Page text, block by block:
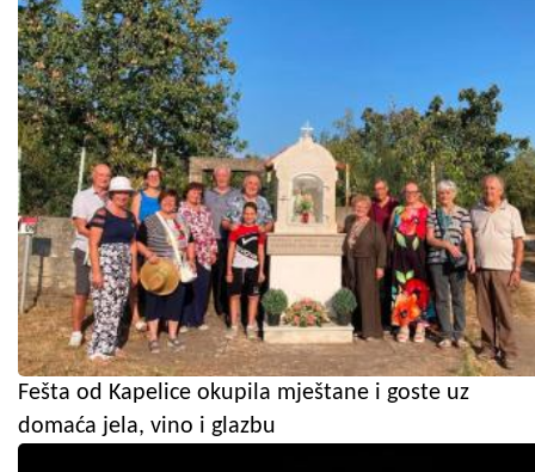
Fešta od Kapelice okupila mještane i goste uz
domaća jela, vino i glazbu